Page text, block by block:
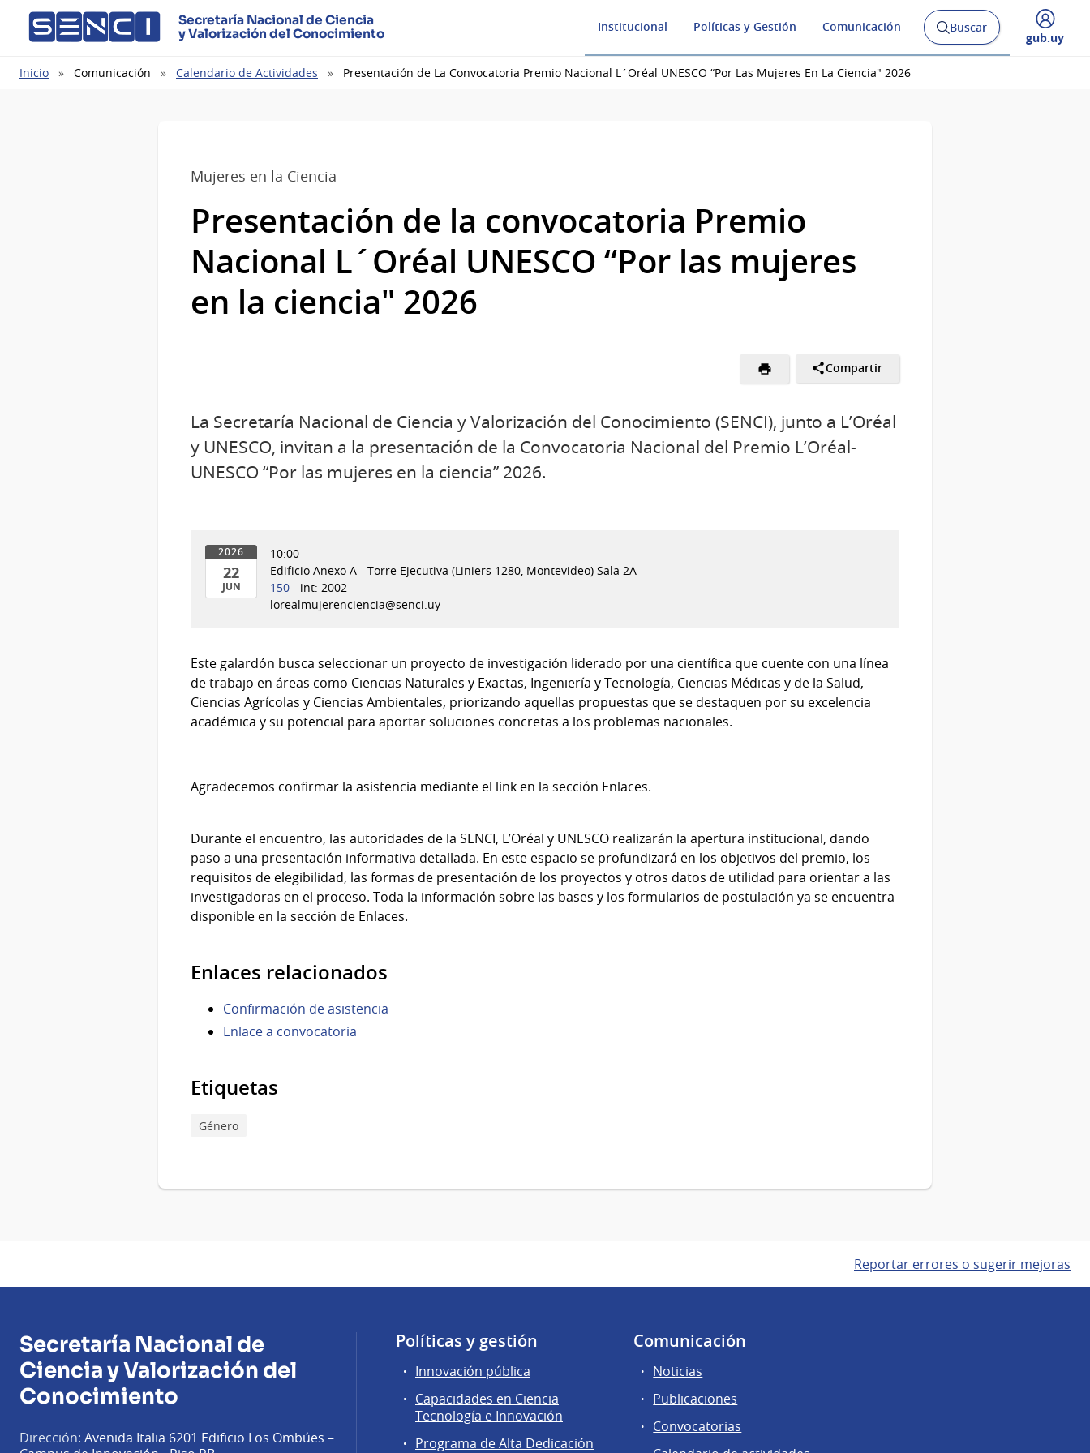
Secretaría Nacional de Ciencia
y Valorización del Conocimiento
Institucional Políticas y Gestión Comunicación
Abrir
buscador
Buscar
Desplegar
gub.uy
Ruta
Inicio Comunicación Calendario de Actividades Presentación de La Convocatoria Premio Nacional L´Oréal UNESCO “Por Las Mujeres En La Ciencia" 2026
Mujeres en la Ciencia
Presentación de la convocatoria Premio
Nacional L´Oréal UNESCO “Por las mujeres
en la ciencia" 2026
Compartir
La Secretaría Nacional de Ciencia y Valorización del Conocimiento (SENCI), junto a L’Oréal
y UNESCO, invitan a la presentación de la Convocatoria Nacional del Premio L’Oréal-
UNESCO “Por las mujeres en la ciencia” 2026.
2026
22
JUN
del
2026
10:00
Edificio Anexo A - Torre Ejecutiva (Liniers 1280, Montevideo) Sala 2A
150 - int: 2002
lorealmujerenciencia@senci.uy
Este galardón busca seleccionar un proyecto de investigación liderado por una científica que cuente con una línea
de trabajo en áreas como Ciencias Naturales y Exactas, Ingeniería y Tecnología, Ciencias Médicas y de la Salud,
Ciencias Agrícolas y Ciencias Ambientales, priorizando aquellas propuestas que se destaquen por su excelencia
académica y su potencial para aportar soluciones concretas a los problemas nacionales.
Agradecemos confirmar la asistencia mediante el link en la sección Enlaces.
Durante el encuentro, las autoridades de la SENCI, L’Oréal y UNESCO realizarán la apertura institucional, dando
paso a una presentación informativa detallada. En este espacio se profundizará en los objetivos del premio, los
requisitos de elegibilidad, las formas de presentación de los proyectos y otros datos de utilidad para orientar a las
investigadoras en el proceso. Toda la información sobre las bases y los formularios de postulación ya se encuentra
disponible en la sección de Enlaces.
Enlaces relacionados
Confirmación de asistencia
Enlace a convocatoria
Etiquetas
Género
Reportar errores o sugerir mejoras
Secretaría Nacional de
Ciencia y Valorización del
Conocimiento
Dirección: Avenida Italia 6201 Edificio Los Ombúes –
Políticas y gestión
Innovación pública
Capacidades en Ciencia
Tecnología e Innovación
Programa de Alta Dedicación
Comunicación
Noticias
Publicaciones
Convocatorias